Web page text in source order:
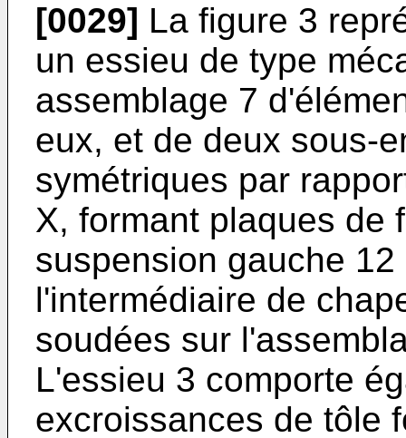
[0029] La figure 3
un essieu de type
assemblage 7
eux, et de deux sous-
symétriques par
X, formant plaques de
suspension gauche
l'intermédiaire de
soudées sur
L'essieu 3 comporte
excroissances de tôle